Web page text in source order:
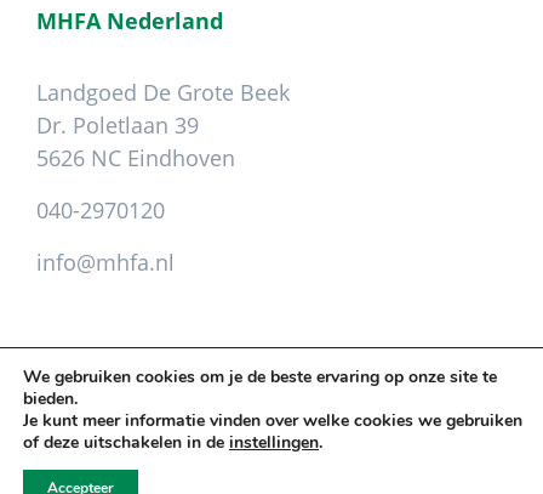
MHFA Nederland
Landgoed De Grote Beek
Dr. Poletlaan 39
5626 NC Eindhoven
040-2970120
info@mhfa.nl
Leveringsvoorwaarden.Privacy.Colofon
We gebruiken cookies om je de beste ervaring op onze site te
bieden.
Je kunt meer informatie vinden over welke cookies we gebruiken
of deze uitschakelen in de instellingen.
Accepteer